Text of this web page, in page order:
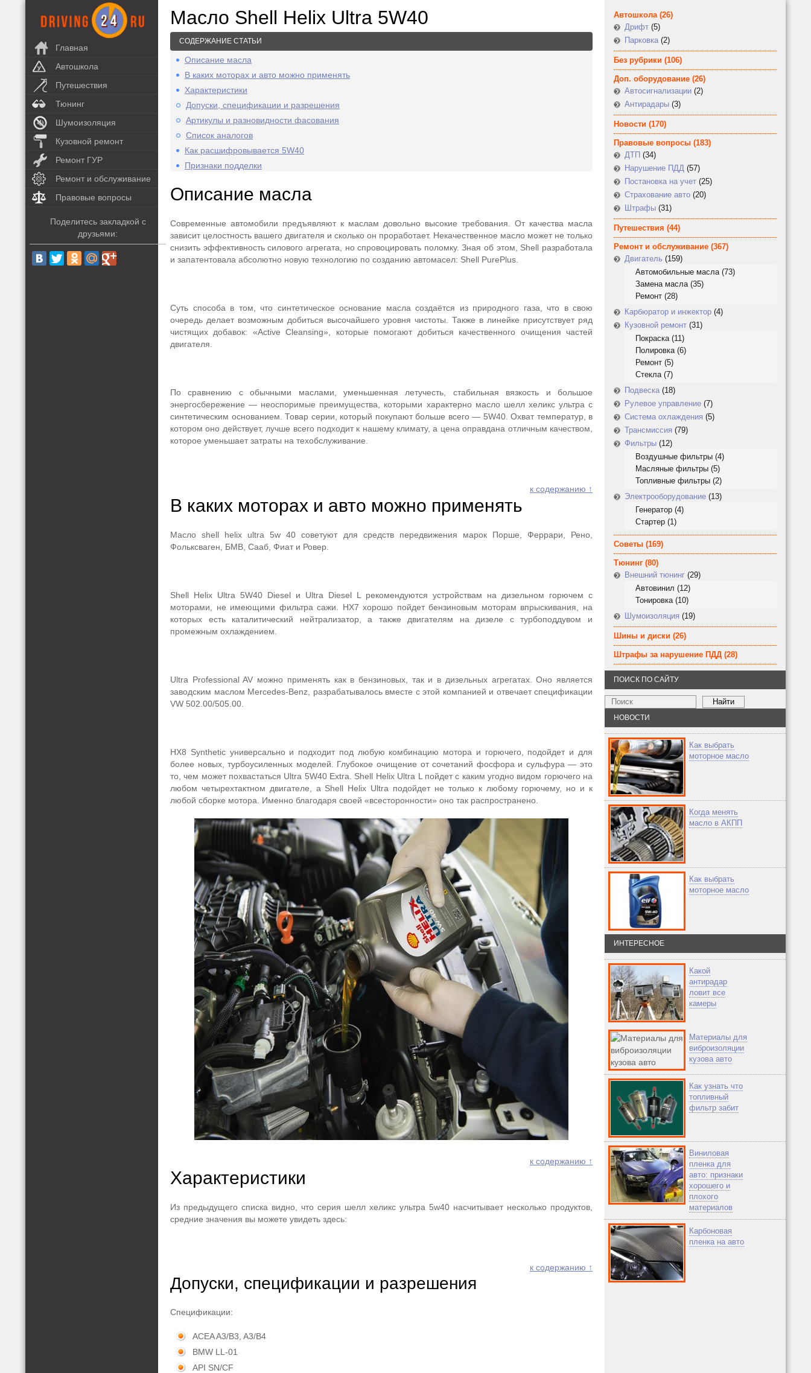
Главная
Автошкола
Путешествия
Тюнинг
Шумоизоляция
Кузовной ремонт
Ремонт ГУР
Ремонт и обслуживание
Правовые вопросы
Поделитесь закладкой с
друзьями:
Масло Shell Helix Ultra 5W40
СОДЕРЖАНИЕ СТАТЬИ
Описание масла
В каких моторах и авто можно применять
Характеристики
Допуски, спецификации и разрешения
Артикулы и разновидности фасования
Список аналогов
Как расшифровывается 5W40
Признаки подделки
Описание масла
Современные автомобили предъявляют к маслам довольно высокие требования. От качества масла
зависит целостность вашего двигателя и сколько он проработает. Некачественное масло может не только
снизить эффективность силового агрегата, но спровоцировать поломку. Зная об этом, Shell разработала
и запатентовала абсолютно новую технологию по созданию автомасел: Shell PurePlus.
Суть способа в том, что синтетическое основание масла создаётся из природного газа, что в свою
очередь делает возможным добиться высочайшего уровня чистоты. Также в линейке присутствует ряд
чистящих добавок: «Active Cleansing», которые помогают добиться качественного очищения частей
двигателя.
По сравнению с обычными маслами, уменьшенная летучесть, стабильная вязкость и большое
энергосбережение ― неоспоримые преимущества, которыми характерно масло шелл хеликс ультра с
синтетическим основанием. Товар серии, который покупают больше всего — 5W40. Охват температур, в
котором оно действует, лучше всего подходит к нашему климату, а цена оправдана отличным качеством,
которое уменьшает затраты на техобслуживание.
к содержанию ↑
В каких моторах и авто можно применять
Масло shell helix ultra 5w 40 советуют для средств передвижения марок Порше, Феррари, Рено,
Фольксваген, БМВ, Сааб, Фиат и Ровер.
Shell Helix Ultra 5W40 Diesel и Ultra Diesel L рекомендуются устройствам на дизельном горючем c
моторами, не имеющими фильтра сажи. HX7 хорошо пойдет бензиновым моторам впрыскивания, на
которых есть каталитический нейтрализатор, а также двигателям на дизеле с турбоподдувом и
промежным охлаждением.
Ultra Professional AV можно применять как в бензиновых, так и в дизельных агрегатах. Оно является
заводским маслом Mercedes-Benz, разрабатывалось вместе с этой компанией и отвечает спецификации
VW 502.00/505.00.
HX8 Synthetic универсально и подходит под любую комбинацию мотора и горючего, подойдет и для
более новых, турбоусиленных моделей. Глубокое очищение от сочетаний фосфора и сульфура ― это
то, чем может похвастаться Ultra 5W40 Extra. Shell Helix Ultra L пойдет с каким угодно видом горючего на
любом четырехтактном двигателе, а Shell Helix Ultra подойдет не только к любому горючему, но и к
любой сборке мотора. Именно благодаря своей «всесторонности» оно так распространено.
к содержанию ↑
Характеристики
Из предыдущего списка видно, что серия шелл хеликс ультра 5w40 насчитывает несколько продуктов,
средние значения вы можете увидеть здесь:
к содержанию ↑
Допуски, спецификации и разрешения
Спецификации:
ACEA A3/B3, A3/B4
BMW LL-01
API SN/CF
Автошкола(26)
Дрифт (5)
Парковка (2)
Без рубрики (106)
Доп. оборудование (26)
Автосигнализации (2)
Антирадары (3)
Новости (170)
Правовые вопросы (183)
ДТП (34)
Нарушение ПДД (57)
Постановка на учет (25)
Страхование авто (20)
Штрафы (31)
Путешествия (44)
Ремонт и обслуживание (367)
Двигатель (159)
Автомобильные масла(73)
Замена масла(35)
Ремонт (28)
Карбюратор и инжектор (4)
Кузовной ремонт (31)
Покраска(11)
Полировка(6)
Ремонт (5)
Стекла(7)
Подвеска (18)
Рулевое управление (7)
Система охлаждения (5)
Трансмиссия (79)
Фильтры (12)
Воздушные фильтры (4)
Масляные фильтры (5)
Топливные фильтры (2)
Электрооборудование (13)
Генератор (4)
Стартер (1)
Советы (169)
Тюнинг (80)
Внешний тюнинг (29)
Автовинил (12)
Тонировка(10)
Шумоизоляция (19)
Шины и диски (26)
Штрафы за нарушение ПДД (28)
ПОИСК ПО САЙТУ
НОВОСТИ
Как выбрать
моторное масло
Когда менять
масло в АКПП
Как выбрать
моторное масло
ИНТЕРЕСНОЕ
Какой
антирадар
ловит все
камеры
Материалы для
виброизоляции
кузова авто
Как узнать что
топливный
фильтр забит
Виниловая
пленка для
авто: признаки
хорошего и
плохого
материалов
Карбоновая
пленка на авто